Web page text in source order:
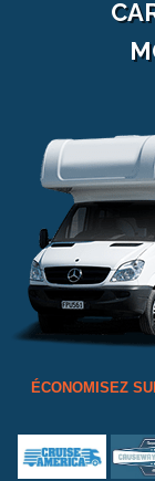
ÉCONOMISEZ